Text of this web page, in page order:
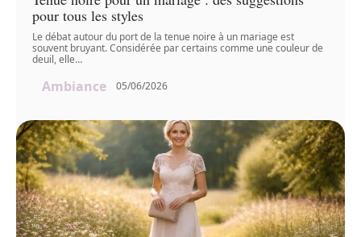
pour tous les styles
Le débat autour du port de la tenue noire à un mariage est
souvent bruyant. Considérée par certains comme une couleur de
deuil, elle…
Ambiance 05/06/2026